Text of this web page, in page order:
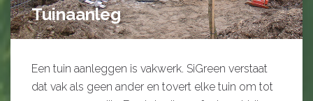
Tuinaanleg
Een tuin aanleggen is vakwerk. SiGreen verstaat
dat vak als geen ander en tovert elke tuin om tot